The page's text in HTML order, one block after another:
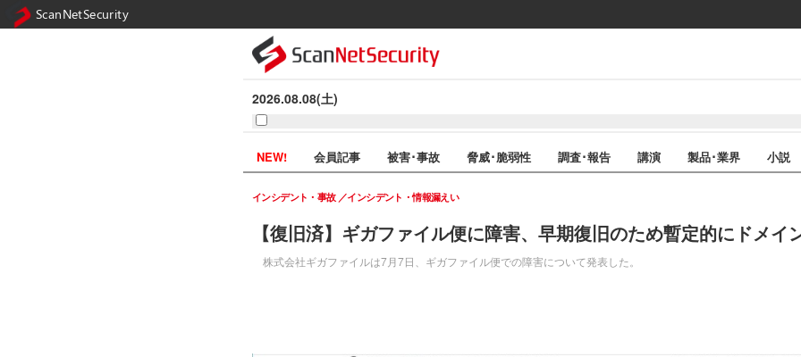
2026.08.08(土)
NEW! 会員記事 被害･事故 脅威･脆弱性 調査･報告 講演 製品･業界 小説
【復旧済】ギガファイル便に障害、早期復旧のため暫定的にドメイ
株式会社ギガファイルは7月7日、ギガファイル便での障害について発表した。
インシデント・事故 インシデント・情報漏えい
ScanNetSecurity